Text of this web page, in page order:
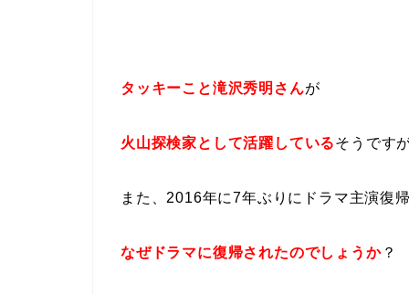
タッキーこと滝沢秀明さんが
火山探検家として活躍しているそうです
また、2016年に7年ぶりにドラマ主演復
なぜドラマに復帰されたのでしょうか？